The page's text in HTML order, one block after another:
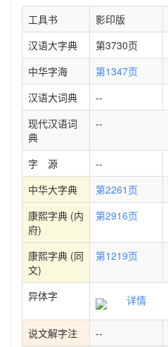
工具书 影印版
汉语大字典
第3730页
中华字海
第1347页
汉语大词典
--
现代汉语词
典
--
字 源
--
中华大字典
第2261页
康熙字典 (内
府)
第2916页
康熙字典 (同
文)
第1219页
异体字 详情
说文解字注
--